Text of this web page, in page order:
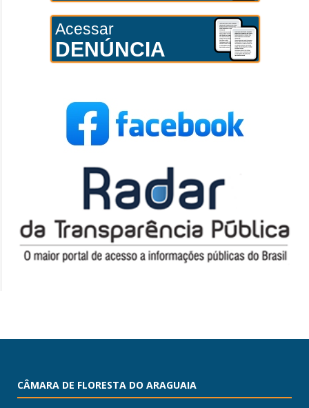
Acessar
DENÚNCIA
CÂMARA DE FLORESTA DO ARAGUAIA